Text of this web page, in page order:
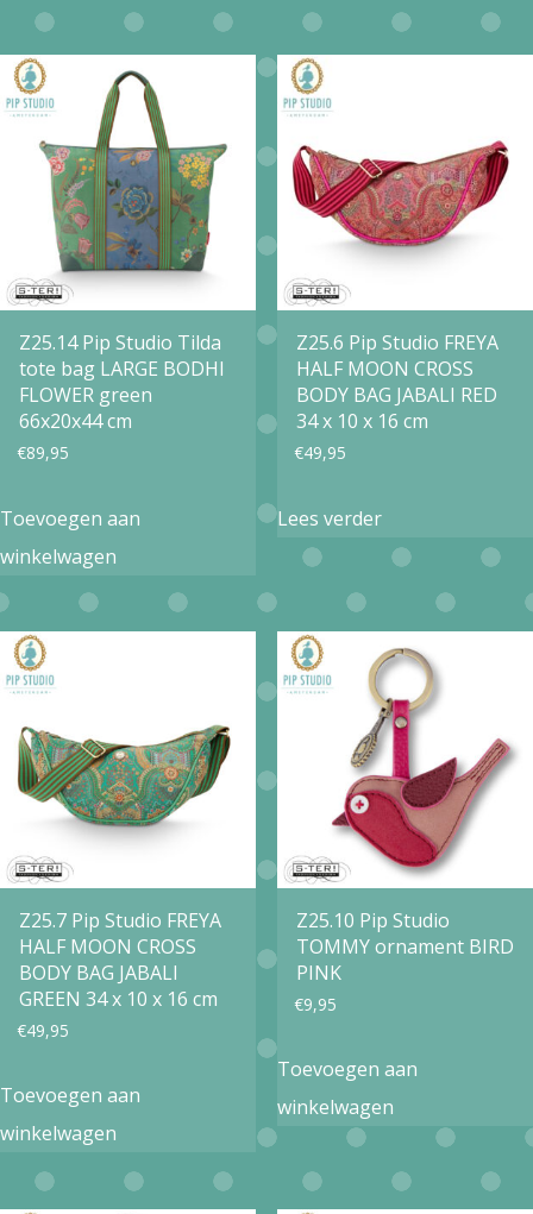
Z25.14 Pip Studio Tilda
tote bag LARGE BODHI
FLOWER green
66x20x44 cm
€89,95
Toevoegen aan
winkelwagen
Z25.6 Pip Studio FREYA
HALF MOON CROSS
BODY BAG JABALI RED
34 x 10 x 16 cm
€49,95
Lees verder
Z25.7 Pip Studio FREYA
HALF MOON CROSS
BODY BAG JABALI
GREEN 34 x 10 x 16 cm
€49,95
Toevoegen aan
winkelwagen
Z25.10 Pip Studio
TOMMY ornament BIRD
PINK
€9,95
Toevoegen aan
winkelwagen